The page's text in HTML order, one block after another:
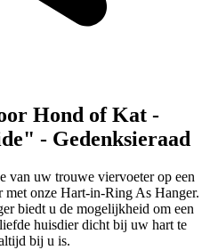
Hond of Kat -
- Gedenksieraad
van uw trouwe viervoeter op een
onze Hart-in-Ring As Hanger.
biedt u de mogelijkheid om een
huisdier dicht bij uw hart te
bij u is.